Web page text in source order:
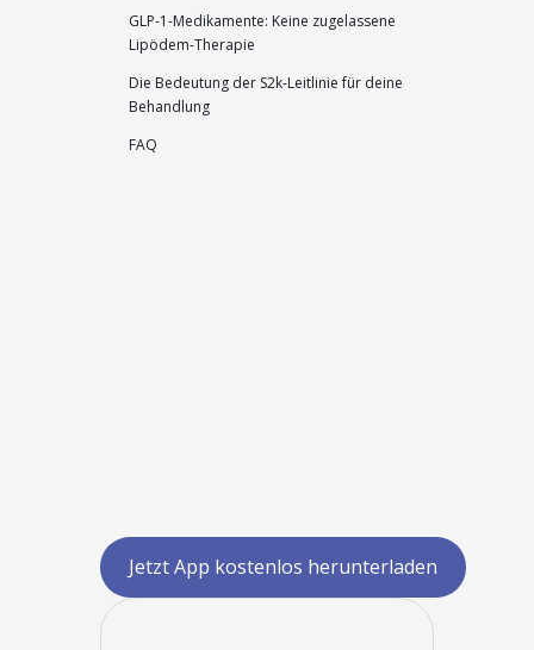
GLP-1-Medikamente: Keine zugelassene
Lipödem-Therapie
Die Bedeutung der S2k-Leitlinie für deine
Behandlung
FAQ
Jetzt App kostenlos herunterladen